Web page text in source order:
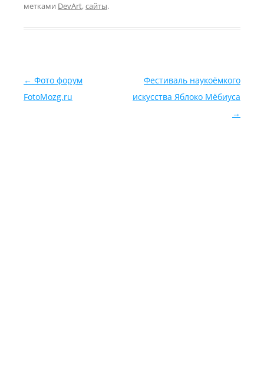
метками DevArt,сайты.
Навигация по записям
← Фото форум
FotoMozg.ru
Фестиваль наукоёмкого
искусства Яблоко Мёбиуса
→